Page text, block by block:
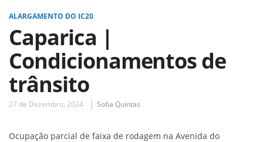
ALARGAMENTO DO IC20
Caparica |
Condicionamentos de
trânsito
27 de Dezembro, 2024 Sofia Quintas
Ocupação parcial de faixa de rodagem na Avenida do